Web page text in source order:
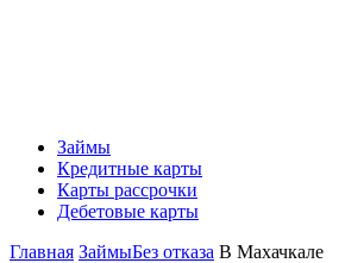
Займы
Кредитные карты
Карты рассрочки
Дебетовые карты
Главная ЗаймыБез отказа В Махачкале